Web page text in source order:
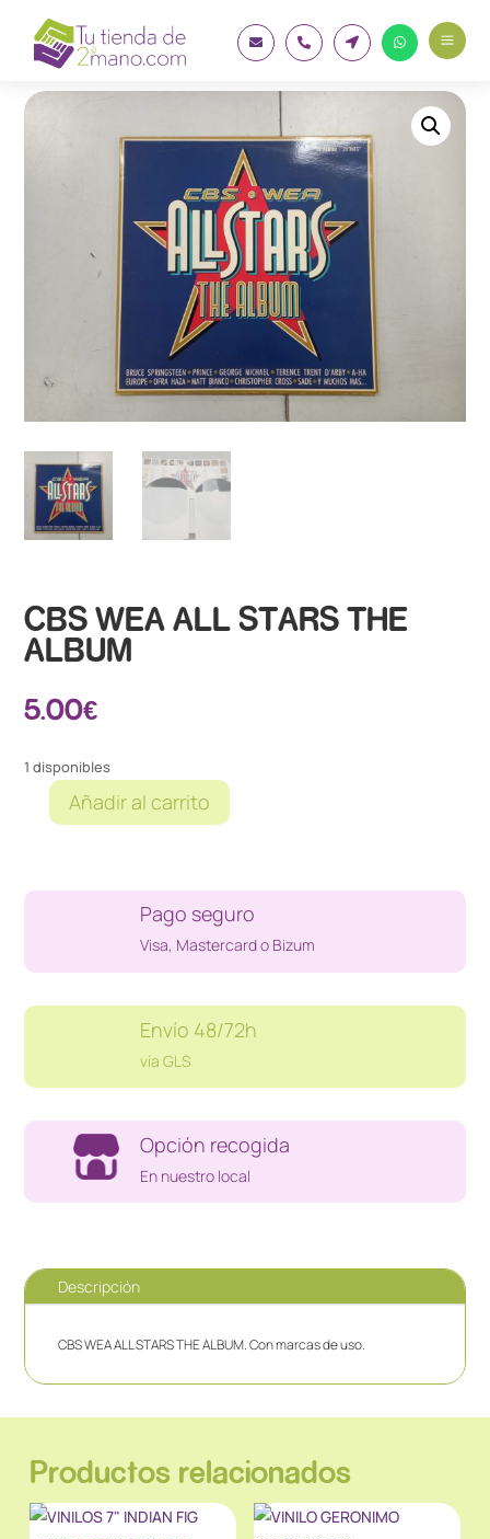
    a
CBS WEA ALL STARS THE
ALBUM
5.00€
1 disponibles
CBS
STARS
cantidad
Añadir al carrito
Pago seguro
Visa, Mastercard o Bizum
Envío 48/72h
vía GLS
Opción recogida
En nuestro local
Descripción
CBS WEA ALL STARS THE ALBUM. Con marcas de uso.
Productos relacionados